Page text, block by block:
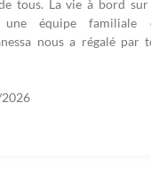
tous. La vie à bord
une équipe familiale
nous a régalé par